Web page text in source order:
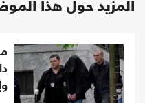
المزيد حول هذا